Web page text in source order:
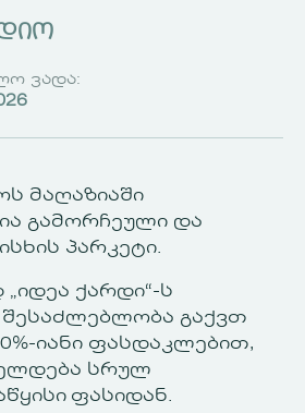
ვადა:
მაღაზიაში
გამორჩეული და
პარკეტი.
ქარდი“-ს
გაქვთ
იანი ფასდაკლებით,
სრულ
ფასიდან.